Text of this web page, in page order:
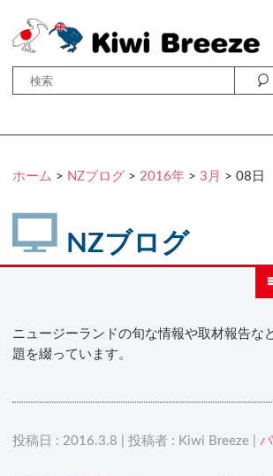
ホーム > NZブログ > 2016年 > 3月 > 08日
NZブログ
ニュージーランドの旬な情報や取材報告な
題を綴っています。
投稿日 : 2016.3.8 | 投稿者 : Kiwi Breeze |